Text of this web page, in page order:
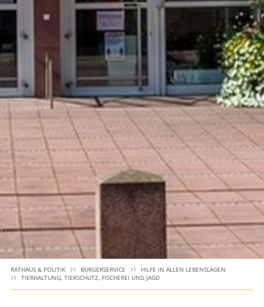
RATHAUS & POLITIK BÜRGERSERVICE
HILFE IN ALLEN LEBENSLAGEN
TIERHALTUNG, TIERSCHUTZ, FISCHEREI UND JAGD